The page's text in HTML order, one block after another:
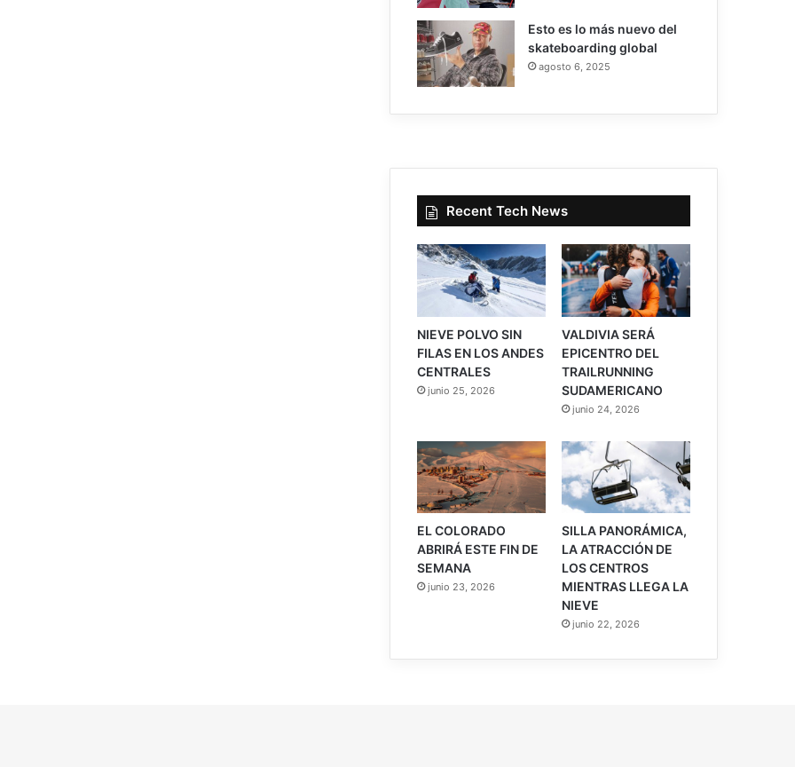
Esto es lo más nuevo del
skateboarding global
agosto 6, 2025
Recent Tech News
NIEVE POLVO SIN
FILAS EN LOS ANDES
CENTRALES
junio 25, 2026
VALDIVIA SERÁ
EPICENTRO DEL
TRAILRUNNING
SUDAMERICANO
junio 24, 2026
EL COLORADO
ABRIRÁ ESTE FIN DE
SEMANA
junio 23, 2026
SILLA PANORÁMICA,
LA ATRACCIÓN DE
LOS CENTROS
MIENTRAS LLEGA LA
NIEVE
junio 22, 2026